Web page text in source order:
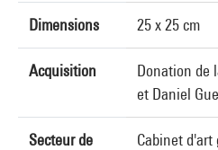
Dimensions 25 x 25 cm
Acquisition
Donation de
et Daniel
Secteur de
Cabinet d'art